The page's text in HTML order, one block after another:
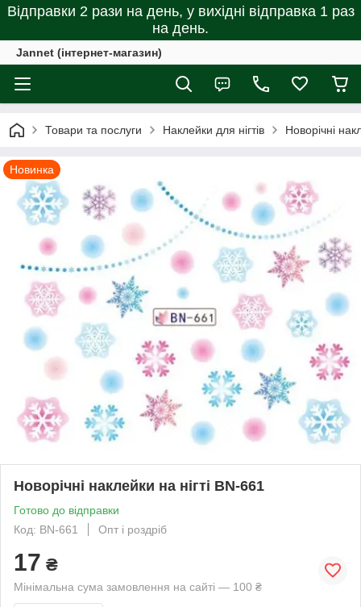
Відправки 2 рази на день, у вихідні відправка 1 раз
на день.
Jannet (інтернет-магазин)
Товари та послуги Наклейки для нігтів Новорічні
Новинка
Новорічні наклейки на нігті BN-661
Готово до відправки
Код: BN-661
Опт і роздріб
17 ₴
Мінімальна сума замовлення на сайті — 100 ₴